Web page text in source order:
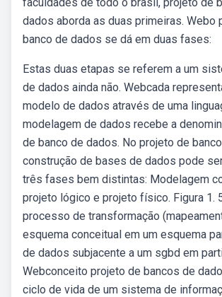
dados aborda as duas primeiras. Webo
banco de dados se dá em duas fases:
Estas duas etapas se referem a um
de dados ainda não. Webcada
modelo de dados através de uma
modelagem de dados recebe a
de banco de dados. No projeto de
construção de bases de dados pode
três fases bem distintas: Modelagem
projeto lógico e projeto físico. Figura 1.
processo de transformação
esquema conceitual em um esquema
de dados subjacente a um sgbd em
Webconceito projeto de bancos de
ciclo de vida de um sistema de